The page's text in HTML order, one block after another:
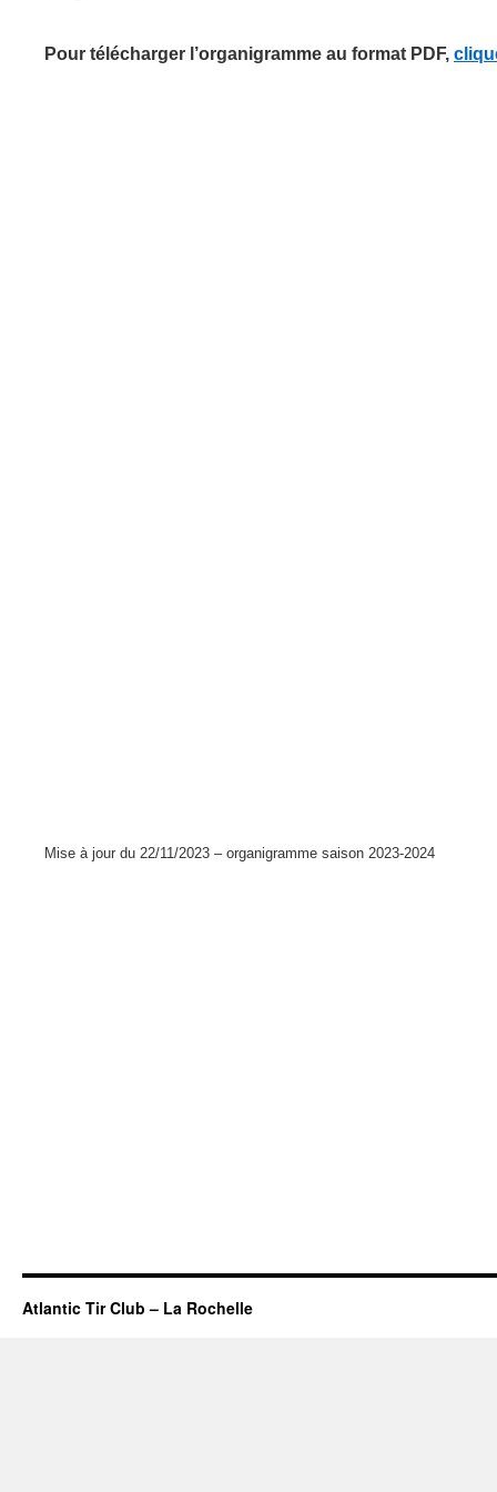
Pour télécharger l’organigramme au format PDF,
Mise à jour du 22/11/2023 – organigramme saison 2023-2024
Atlantic Tir Club – La Rochelle